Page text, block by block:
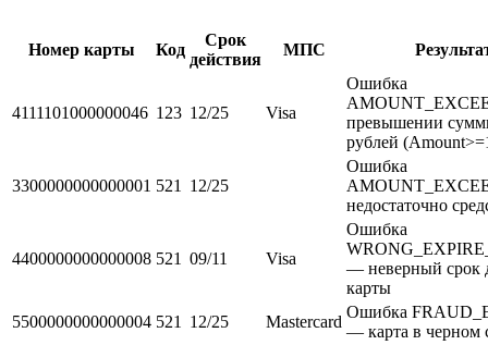
Номер карты Код
Срок
действия
МПС
4111101000000046 123 12/25 Visa
Ошибка
превышении
рублей
3300000000000001 521 12/25
Ошибка
недостаточно
4400000000000008 521 09/11 Visa
Ошибка
— неверный срок
карты
5500000000000004 521 12/25 Mastercard
Ошибка
— карта в черном